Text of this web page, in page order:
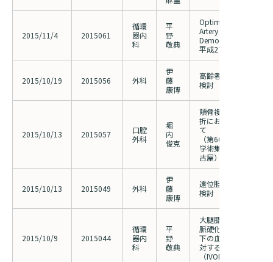
2015/11/4 2015061
循環
器内
科
平
野
敬典
Optimal Treatment
Artery Club (OTAC)
Demonstration
平成27年11月14日実
2015/10/19 2015056 外科
伊
藤
康博
高齢者に対する膵頭
検討
2015/10/13 2015057
口腔
外科
堀
内
俊克
頬骨複合体骨折に合
折における眼窩底再
て
（第60回日本口腔
学術集 2015年10月
古屋）
2015/10/13 2015049 外科
伊
藤
康博
遠位胆管癌術後早期
検討
2015/10/9 2015044
循環
器内
科
平
野
敬典
大腿膝窩動脈病変を
脈硬化症に対する血
下の血管内治療の安
対する多施設・前向
（IVORY)